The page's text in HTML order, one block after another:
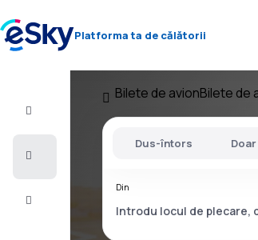
Platforma ta de călătorii
Bilete de avionBilete de
Dus-întors
Din